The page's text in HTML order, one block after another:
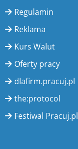
Regulamin
Reklama
Kurs Walut
Oferty pracy
dlafirm.pracuj.pl
the:protocol
Festiwal Pracuj.pl